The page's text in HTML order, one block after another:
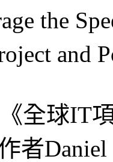
the
and
全球IT
者Daniel